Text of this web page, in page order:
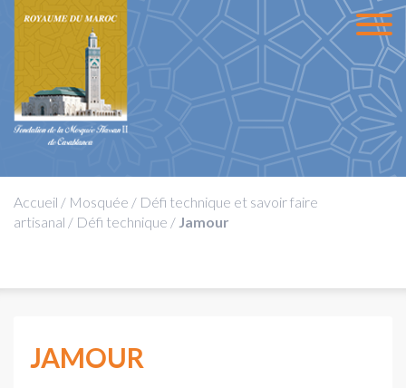
Accueil / Mosquée / Défi technique et savoir faire
artisanal / Défi technique / Jamour
JAMOUR